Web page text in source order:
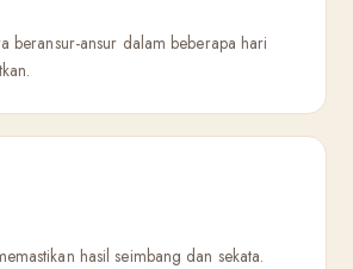
beransur-ansur dalam beberapa hari
hasil seimbang dan sekata.